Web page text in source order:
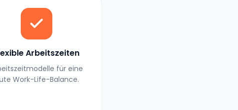
Arbeitszeiten
für eine
Work-Life-Balance.